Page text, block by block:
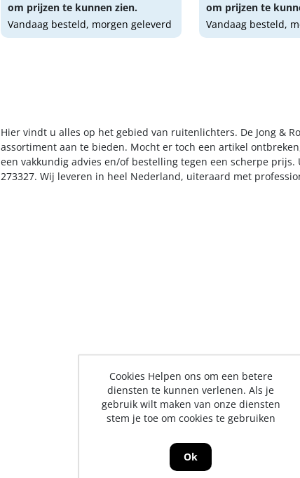
om prijzen te kunnen zien.
Vandaag besteld, morgen geleverd
om prijzen te
Vandaag besteld,
Hier vindt u alles op het gebied van ruitenlichters. De Jong &
assortiment aan te bieden. Mocht er toch een artikel
een vakkundig advies en/of bestelling tegen een scherpe prijs.
273327. Wij leveren in heel Nederland, uiteraard met
Cookies Helpen ons om een betere
diensten te kunnen verlenen. Als je
gebruik wilt maken van onze diensten
stem je toe om cookies te gebruiken
Ok